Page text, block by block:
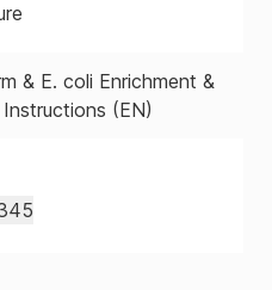
& E. coli Enrichment &
(EN)
45